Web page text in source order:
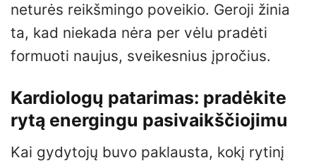
neturės reikšmingo poveikio. Geroji žinia
ta, kad niekada nėra per vėlu pradėti
formuoti naujus, sveikesnius įpročius.
Kardiologų patarimas: pradėkite
rytą energingu pasivaikščiojimu
Kai gydytojų buvo paklausta, kokį rytinį